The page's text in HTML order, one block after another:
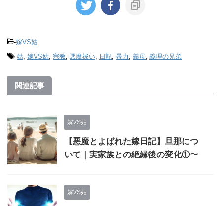
-嫁VS姑
-姑, 嫁VS姑, 宗教, 悪魔祓い, 日記, 暴力 , 義母, 義理の兄弟
関連記事
嫁VS姑
【悪魔とよばれた嫁日記】旦那につ
いて｜実家族との絶縁後の変化①〜
嫁VS姑